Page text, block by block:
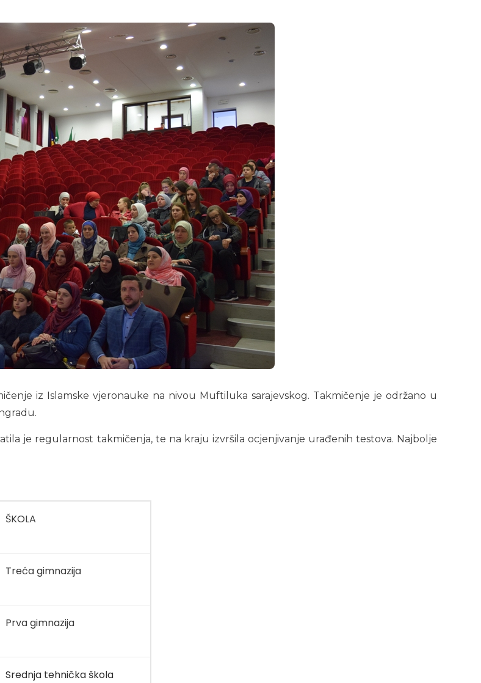
iz Islamske vjeronauke na nivou Muftiluka sarajevskog. Takmičenje je održano u
je regularnost takmičenja, te na kraju izvršila ocjenjivanje urađenih testova. Najbolje
ŠKOLA
Treća gimnazija
Prva gimnazija
Srednja tehnička škola